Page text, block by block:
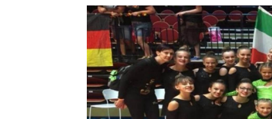
Il Presidente
Consiglio Federale
Soci Onorari
Revisori dei Conti
Commissione Federali Atleti
Commissione Federale Tecnici
Segreteria Generale
CORPORATE